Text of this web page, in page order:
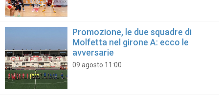
Promozione, le due squadre di
Molfetta nel girone A: ecco le
avversarie
09 agosto 11:00